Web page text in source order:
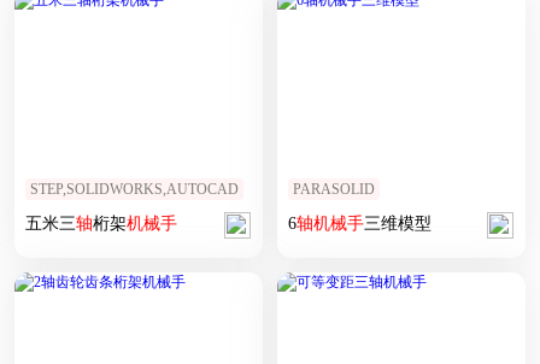
STEP,SOLIDWORKS,AUTOCAD
五米三轴桁架机械手
PARASOLID
6轴机械手三维模型